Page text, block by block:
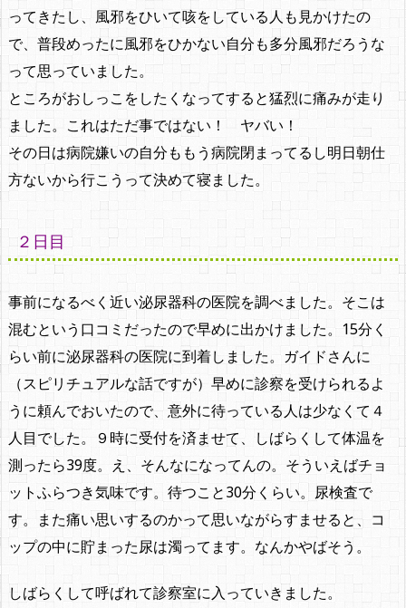
ってきたし、風邪をひいて咳をしている人も見かけたの
で、普段めったに風邪をひかない自分も多分風邪だろうな
って思っていました。
ところがおしっこをしたくなってすると猛烈に痛みが走り
ました。これはただ事ではない！ ヤバい！
その日は病院嫌いの自分ももう病院閉まってるし明日朝仕
方ないから行こうって決めて寝ました。
２日目
事前になるべく近い泌尿器科の医院を調べました。そこは
混むという口コミだったので早めに出かけました。15分く
らい前に泌尿器科の医院に到着しました。ガイドさんに
（スピリチュアルな話ですが）早めに診察を受けられるよ
うに頼んでおいたので、意外に待っている人は少なくて４
人目でした。９時に受付を済ませて、しばらくして体温を
測ったら39度。え、そんなになってんの。そういえばチョ
ットふらつき気味です。待つこと30分くらい。尿検査で
す。また痛い思いするのかって思いながらすませると、コ
ップの中に貯まった尿は濁ってます。なんかやばそう。
しばらくして呼ばれて診察室に入っていきました。